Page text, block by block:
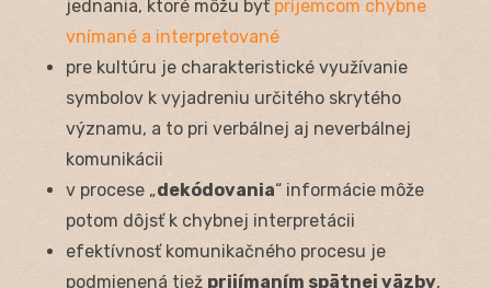
jednania, ktoré môžu byť príjemcom chybne
vnímané a interpretované
pre kultúru je charakteristické využívanie
symbolov k vyjadreniu určitého skrytého
významu, a to pri verbálnej aj neverbálnej
komunikácii
v procese „dekódovania“ informácie môže
potom dôjsť k chybnej interpretácii
efektívnosť komunikačného procesu je
podmienená tiež prijímaním spätnej väzby,